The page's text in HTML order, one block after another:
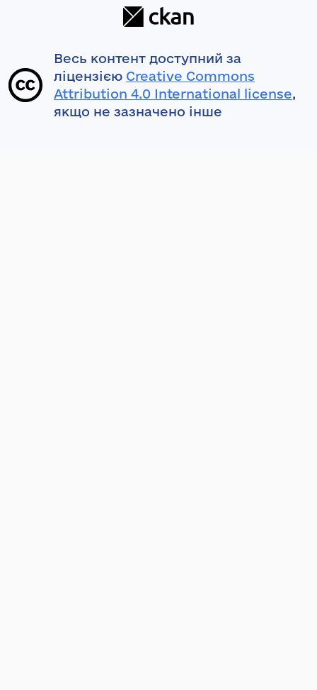
Весь контент доступний за
ліцензією Creative Commons
Attribution 4.0 International license,
якщо не зазначено інше